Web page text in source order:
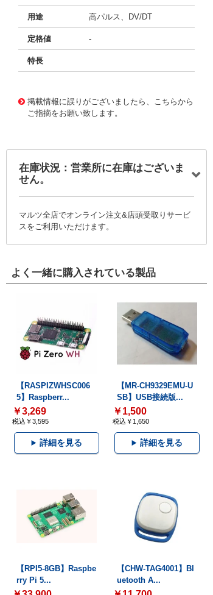
用途 高パルス、DV/DT
定格値 -
特長
掲載情報に誤りがございましたら、こちらから
ご指摘をお願い致します。
在庫状況：営業所に在庫はございま
せん。
マルツ全店でオンライン注文&店頭受取りサービ
スをご利用いただけます。
よく一緒に購入されている製品
【RASPIZWHSC006
5】Raspberr...
￥3,269
税込￥3,595
詳細を見る
【MR-CH9329EMU-U
SB】USB接続版...
￥1,500
税込￥1,650
詳細を見る
【RPI5-8GB】Raspbe
rry Pi 5...
【CHW-TAG4001】Bl
uetooth A...